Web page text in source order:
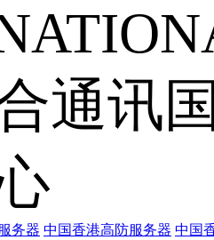
通讯
务器 中国香港高防服务器 中国